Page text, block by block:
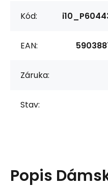
Kód:
EAN:
Záruka:
Stav:
Popis